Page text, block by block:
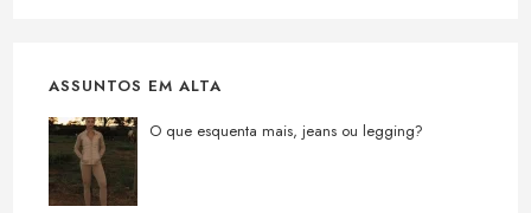
ASSUNTOS EM ALTA
O que esquenta mais, jeans ou legging?